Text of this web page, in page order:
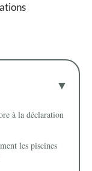
à la déclaration
les piscines